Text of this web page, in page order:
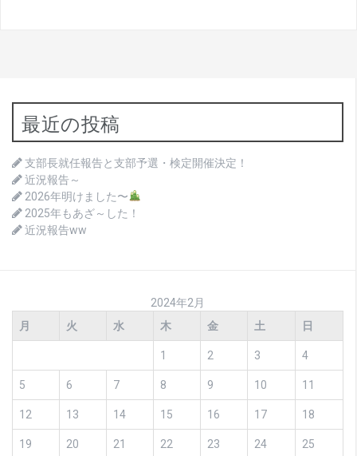
最近の投稿
支部長就任報告と支部予選・検定開催決定！
近況報告～
2026年明けました〜
2025年もあざ～した！
近況報告ww
2024年2月
月
火 水 木 金 土 日
1 2 3 4
5 6 7 8 9 10 11
12 13 14 15 16 17 18
19 20 21 22 23 24 25